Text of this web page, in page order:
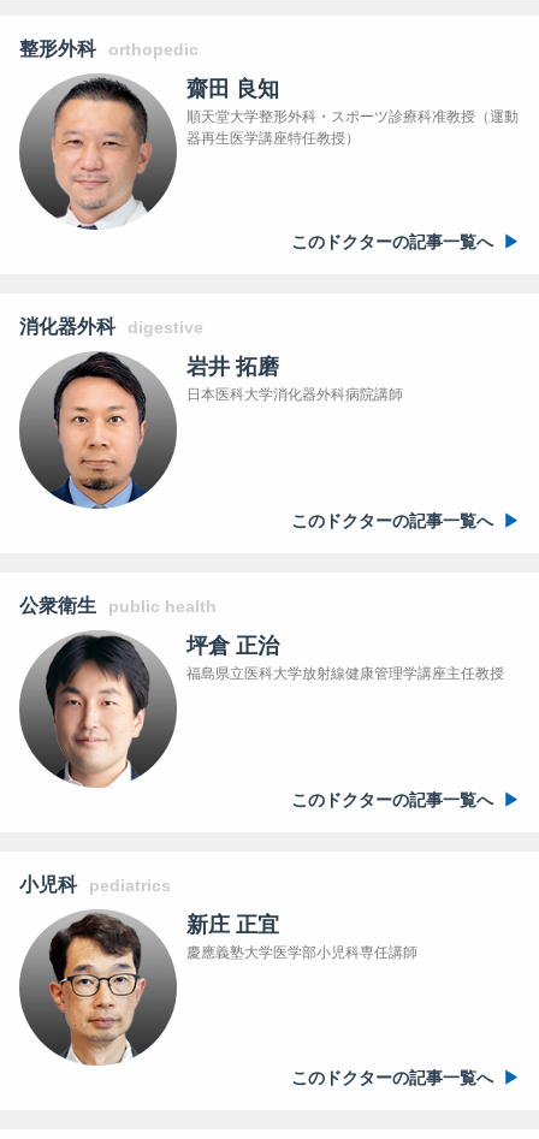
整形外科 orthopedic
齋田 良知
順天堂大学整形外科・スポーツ診療科准教授（運動
器再生医学講座特任教授）
このドクターの記事一覧へ
消化器外科 digestive
岩井 拓磨
日本医科大学消化器外科病院講師
このドクターの記事一覧へ
公衆衛生 public health
坪倉 正治
福島県立医科大学放射線健康管理学講座主任教授
このドクターの記事一覧へ
小児科 pediatrics
新庄 正宜
慶應義塾大学医学部小児科専任講師
このドクターの記事一覧へ